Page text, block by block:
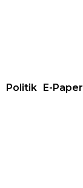
Politik E-Paper